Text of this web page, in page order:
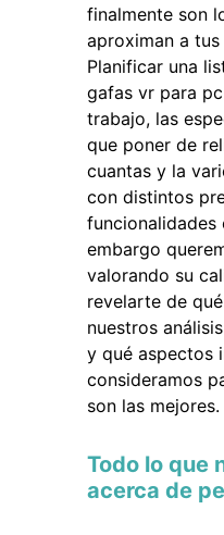
finalmente son
aproximan a tus
Planificar una
gafas vr para
trabajo, las
que poner de
cuantas y la
con distintos
funcionalidades
embargo
valorando su
revelarte de
nuestros
y qué aspectos
consideramos
son las mejores.
Todo lo que
acerca de